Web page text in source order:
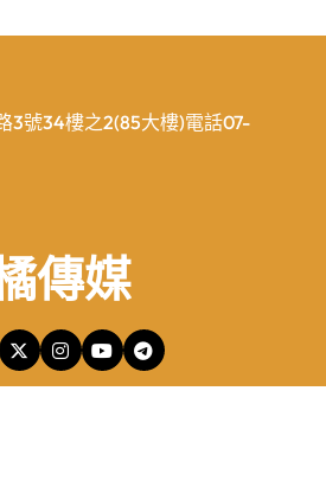
3號34樓之2(85大樓)電話07-
傳媒